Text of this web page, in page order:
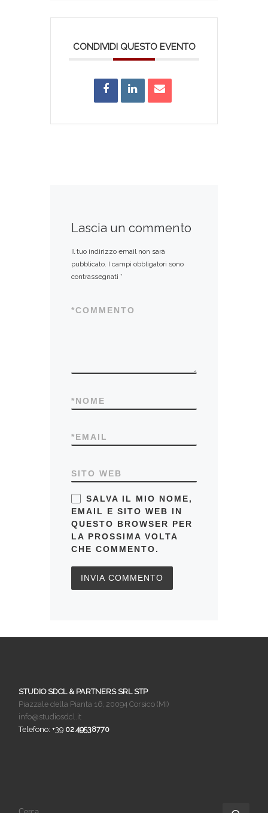
CONDIVIDI QUESTO EVENTO
Lascia un commento
Il tuo indirizzo email non sarà
pubblicato. I campi obbligatori sono
contrassegnati *
COMMENTO
*
NOME
*
EMAIL
*
SITO WEB
SALVA IL MIO NOME,
EMAIL E SITO WEB IN
QUESTO BROWSER PER
LA PROSSIMA VOLTA
CHE COMMENTO.
STUDIO SDCL & PARTNERS SRL STP
Piazzale della Pianta 16, 20094 Corsico (MI)
info@studiosdcl.it
Telefono: +39 02.49538770